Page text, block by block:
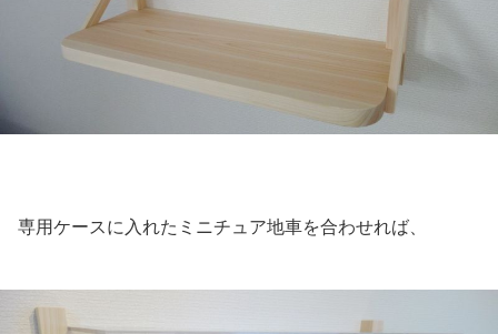
専用ケースに入れたミニチュア地車を合わせれば、